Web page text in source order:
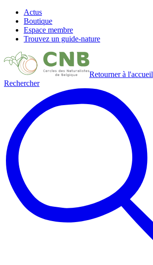
Actus
Boutique
Espace membre
Trouvez un guide-nature
Retourner à l'accueil
Rechercher